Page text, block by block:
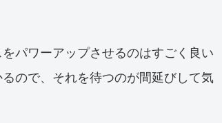
パワーアップさせるのはすごく良い
ので、それを待つのが間延びして気